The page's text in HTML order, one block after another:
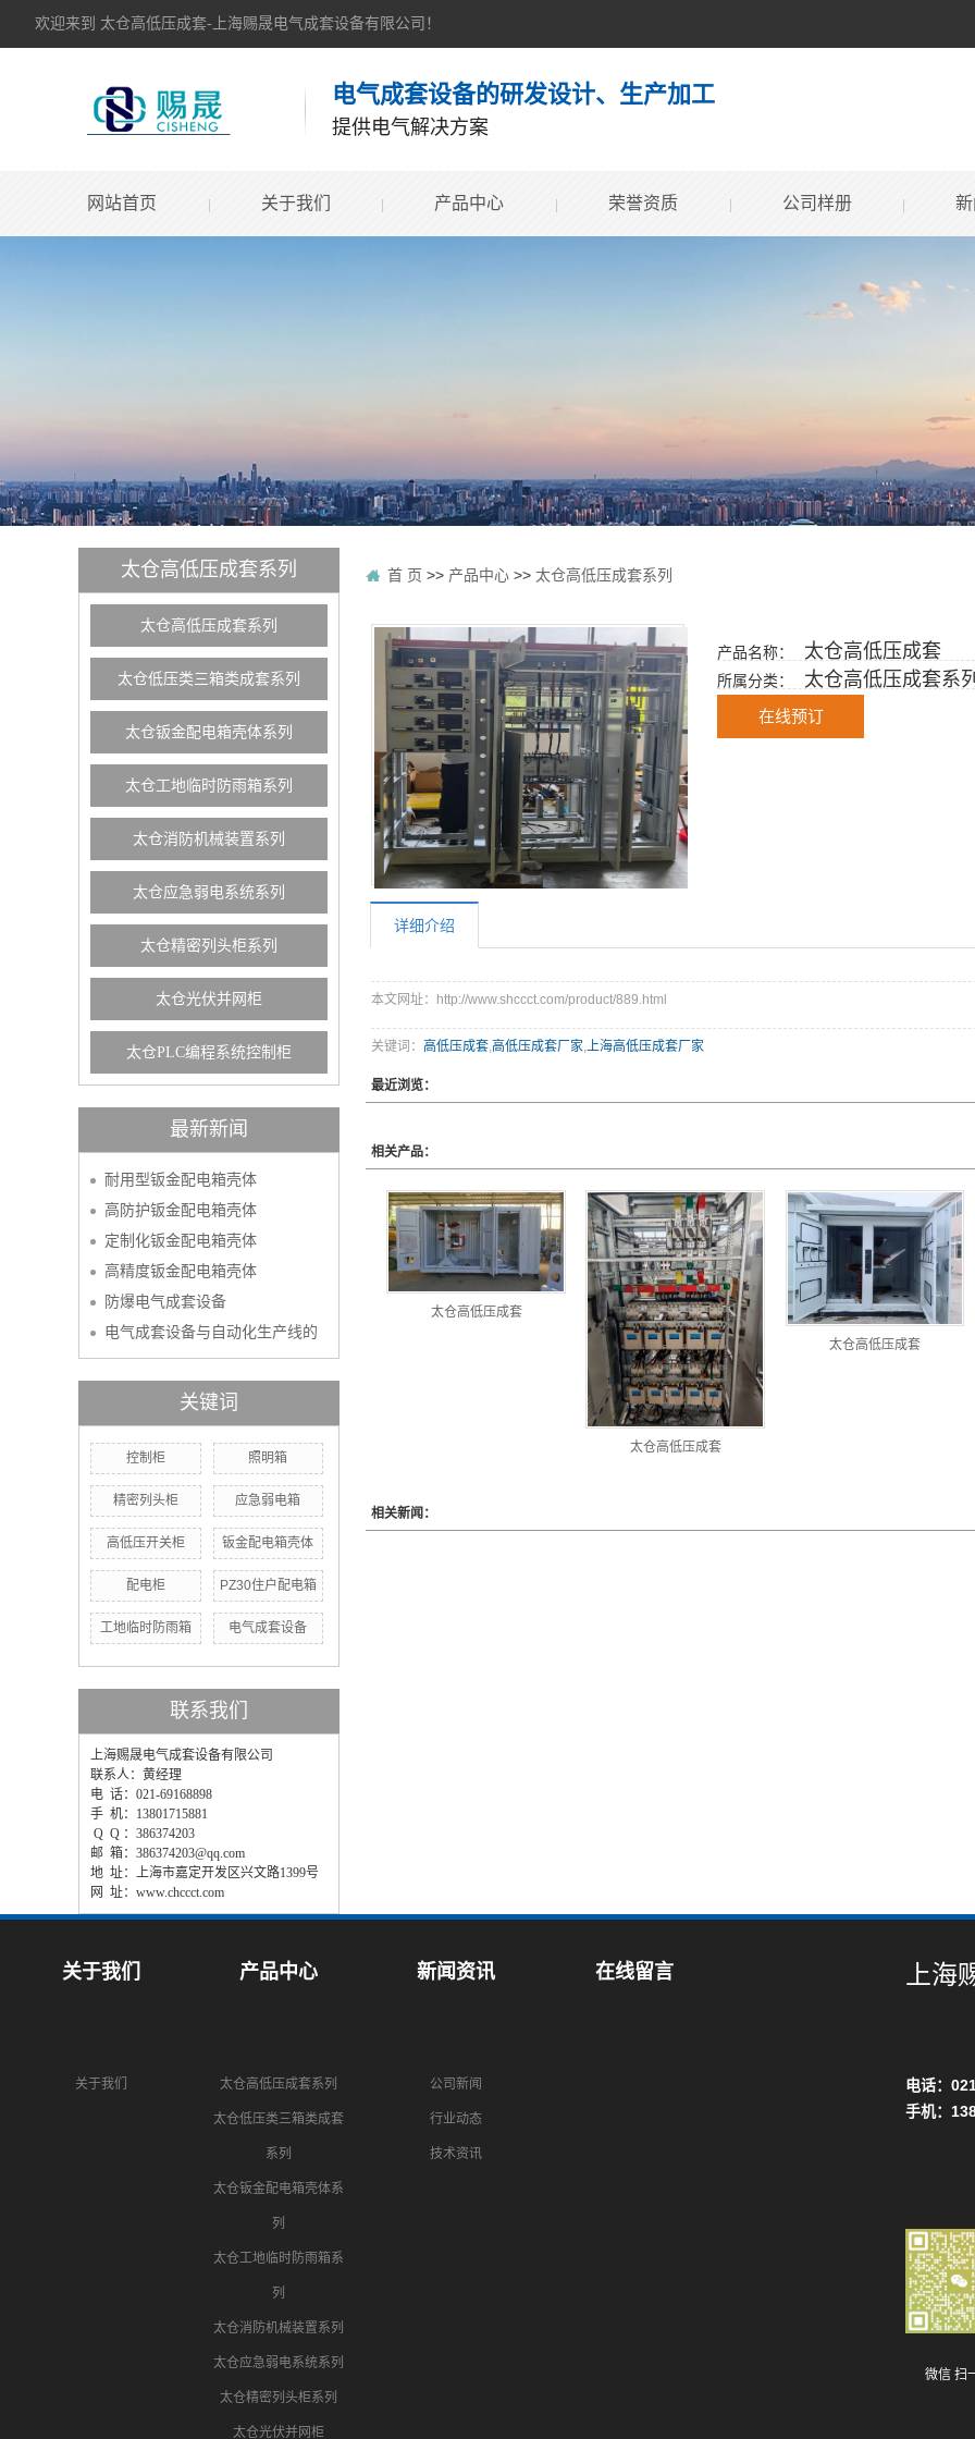
欢迎来到 太仓高低压成套-上海赐晟电气成套设备有限公司！
电气成套设备的研发设计、生产加工
提供电气解决方案
网站首页 关于我们 产品中心 荣誉资质 公司样册
太仓高低压成套系列
太仓高低压成套系列
太仓低压类三箱类成套系列
太仓钣金配电箱壳体系列
太仓工地临时防雨箱系列
太仓消防机械装置系列
太仓应急弱电系统系列
太仓精密列头柜系列
太仓光伏并网柜
太仓PLC编程系统控制柜
最新新闻
耐用型钣金配电箱壳体
高防护钣金配电箱壳体
定制化钣金配电箱壳体
高精度钣金配电箱壳体
防爆电气成套设备
电气成套设备与自动化生产线的
关键词
控制柜 照明箱
精密列头柜 应急弱电箱
高低压开关柜 钣金配电箱壳体
配电柜 PZ30住户配电箱
工地临时防雨箱 电气成套设备
联系我们
上海赐晟电气成套设备有限公司
联系人：黄经理
电 话：021-69168898
手 机：13801715881
Q Q ：386374203
邮 箱：386374203@qq.com
地 址：上海市嘉定开发区兴文路1399号
网 址：www.chccct.com
首 页 >> 产品中心 >> 太仓高低压成套系列
产品名称： 太仓高低压成套
所属分类： 太仓高低压成套系
在线预订
详细介绍
本文网址：http://www.shccct.com/product/889.html
关键词： 高低压成套,高低压成套厂家,上海高低压成套厂家
最近浏览：
相关产品：
太仓高低压成套
太仓高低压成套
太仓高低压成套
相关新闻：
关于我们
关于我们
产品中心
太仓高低压成套系列
太仓低压类三箱类成套
系列
太仓钣金配电箱壳体系
列
太仓工地临时防雨箱系
列
太仓消防机械装置系列
太仓应急弱电系统系列
太仓精密列头柜系列
太仓光伏并网柜
新闻资讯
公司新闻
行业动态
技术资讯
在线留言 上海
电话：
手机：
微信 扫